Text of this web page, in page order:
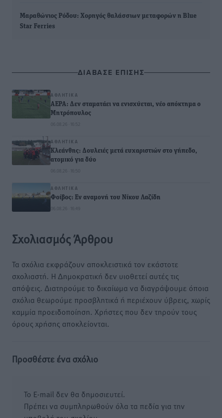
Μαραθώνιος Ρόδου: Χορηγός θαλάσσιων μεταφορών η Blue
Star Ferries
ΔΙΑΒΑΣΕ ΕΠΙΣΗΣ
ΑΘΛΗΤΙΚΆ
ΑΕΡΑ: Δεν σταματάει να ενισχύεται, νέο απόκτημα ο
Μητρόπουλος
06.08.26 · 16:52
ΑΘΛΗΤΙΚΆ
Κλεάνθης: Δουλειές μετά ευχαριστιών στο γήπεδο,
ατομικό για δύο
06.08.26 · 16:50
ΑΘΛΗΤΙΚΆ
Φοίβος: Εν αναμονή του Νίκου Λαζίδη
06.08.26 · 16:49
Σχολιασμός Άρθρου
Τα σχόλια εκφράζουν αποκλειστικά τον εκάστοτε
σχολιαστή. Η Δημοκρατική δεν υιοθετεί αυτές τις
απόψεις. Διατηρούμε το δικαίωμα να διαγράψουμε όποια
σχόλια θεωρούμε προσβλητικά ή περιέχουν ύβρεις, χωρίς
καμμία προειδοποίηση. Χρήστες που δεν τηρούν τους
όρους χρήσης αποκλείονται.
Προσθέστε ένα σχόλιο
Το E-mail δεν θα δημοσιευτεί.
Πρέπει να συμπληρωθούν όλα τα πεδία για την